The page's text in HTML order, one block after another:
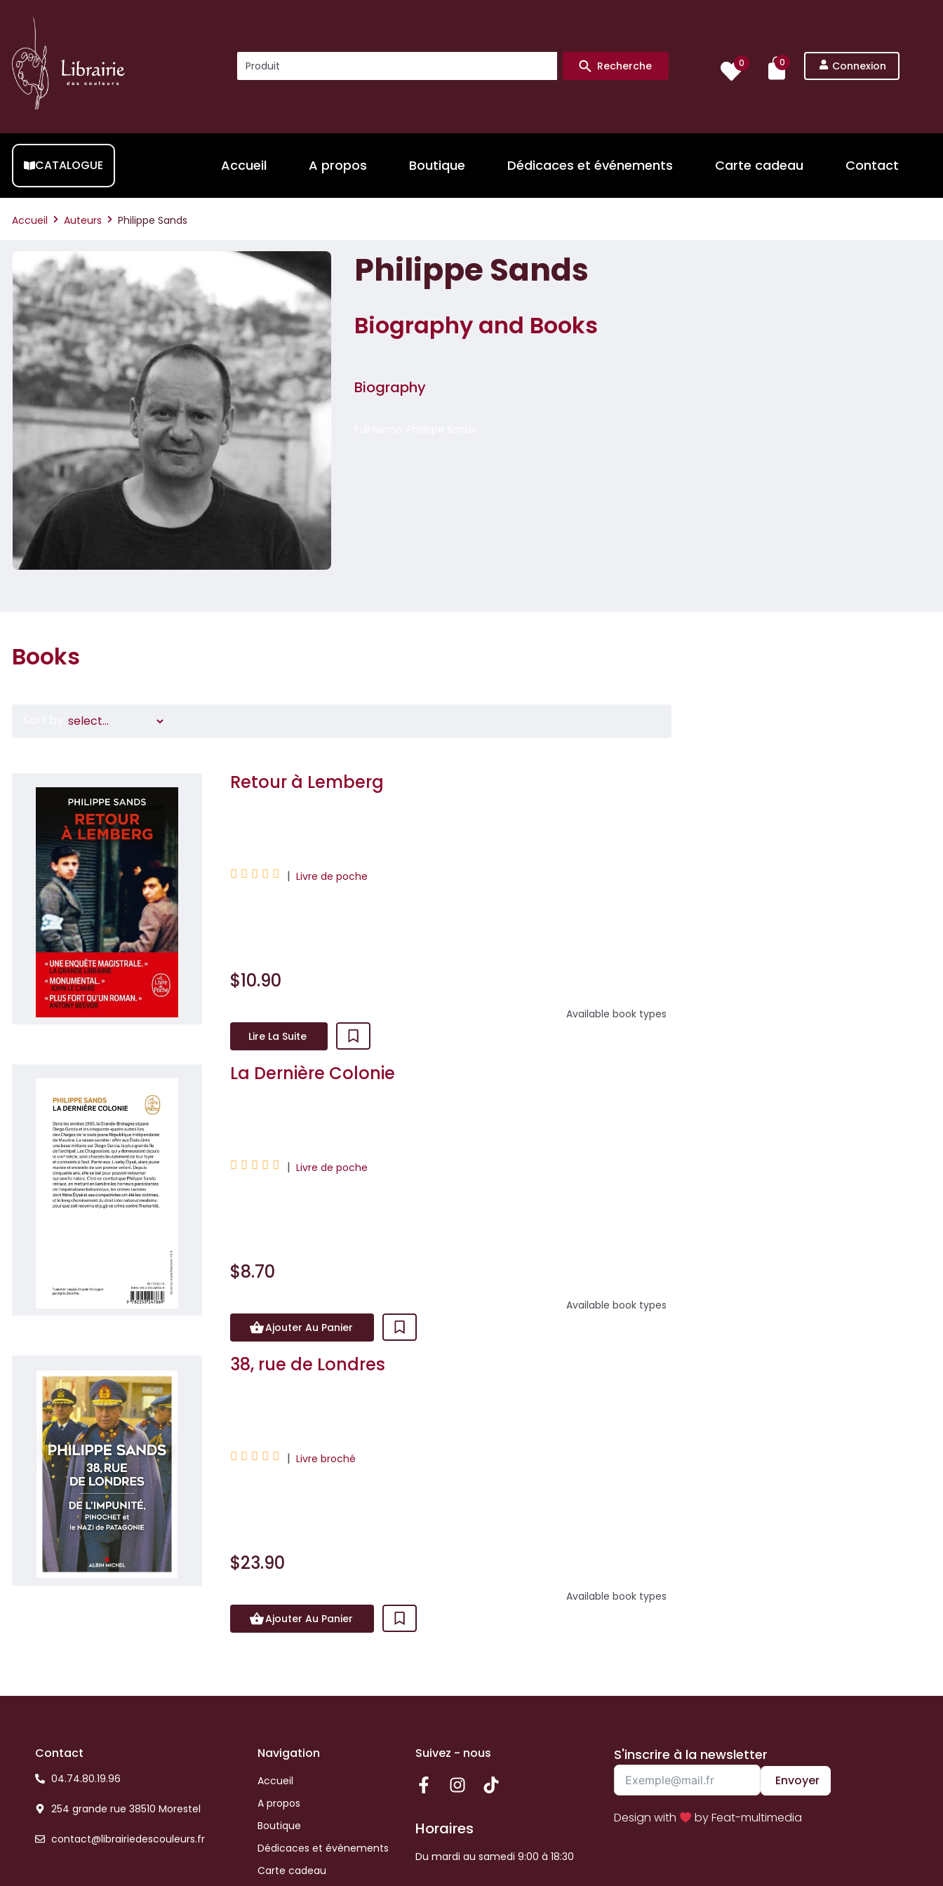
Recherche 0 0 Connexion
CATALOGUE Accueil A propos Boutique Dédicaces et événements Carte cadeau Contact
Accueil Auteurs Philippe Sands
Philippe Sands
Biography and Books
Biography
Books
Retour à Lemberg
     | Livre de poche
$10.90
Lire La Suite
Available book types
La Dernière Colonie
     | Livre de poche
$8.70
Ajouter Au Panier
Available book types
38, rue de Londres
     | Livre broché
$23.90
Ajouter Au Panier
Available book types
Contact
04.74.80.19.96
254 grande rue 38510 Morestel
contact@librairiedescouleurs.fr
Navigation
Accueil
A propos
Boutique
Dédicaces et évènements
Carte cadeau
Suivez - nous
Horaires
Du mardi au samedi 9:00 à 18:30
S'inscrire à la newsletter
Envoyer
Design with by Feat-multimedia